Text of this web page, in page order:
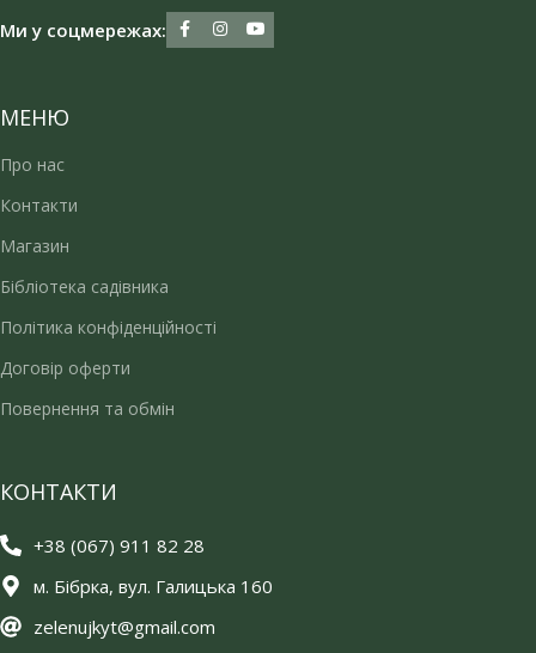
Ми у соцмережах:
МЕНЮ
Про нас
Контакти
Магазин
Бібліотека садівника
Політика конфіденційності
Договір оферти
Повернення та обмін
КОНТАКТИ
+38 (067) 911 82 28
м. Бібрка, вул. Галицька 160
zelenujkyt@gmail.com